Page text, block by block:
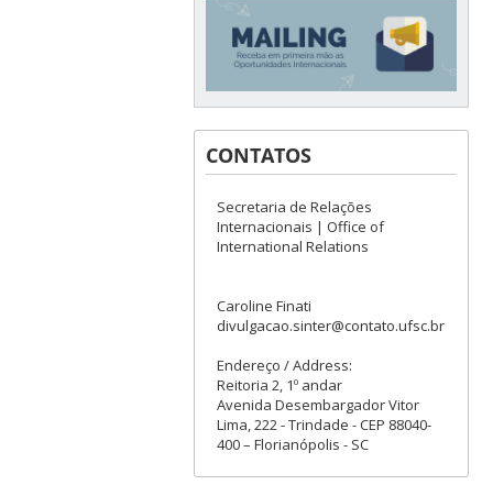
CONTATOS
Secretaria de Relações
Internacionais | Office of
International Relations
Caroline Finati
divulgacao.sinter@contato.ufsc.br
Endereço / Address:
Reitoria 2, 1º andar
Avenida Desembargador Vitor
Lima, 222 - Trindade - CEP 88040-
400 – Florianópolis - SC